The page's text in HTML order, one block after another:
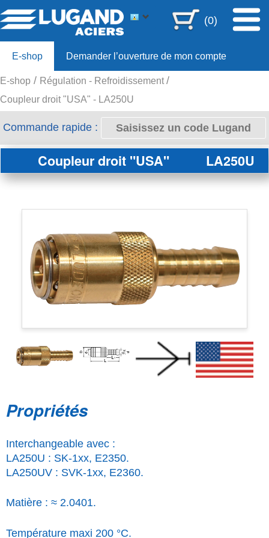
(0)
E-shop Demander l’ouverture de mon compte
Offre 80ans
E-shop
Régulation - Refroidissement
Coupleur droit "USA" - LA250U
Commande rapide :
Coupleur droit "USA" LA250U
Propriétés
Interchangeable avec :
LA250U : SK-1xx, E2350.
LA250UV : SVK-1xx, E2360.
Matière : ≈ 2.0401.
Température maxi 200 °C.